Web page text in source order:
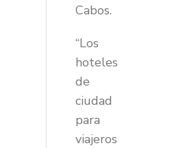
Cabos.
“Los
hoteles
de
ciudad
para
viajeros